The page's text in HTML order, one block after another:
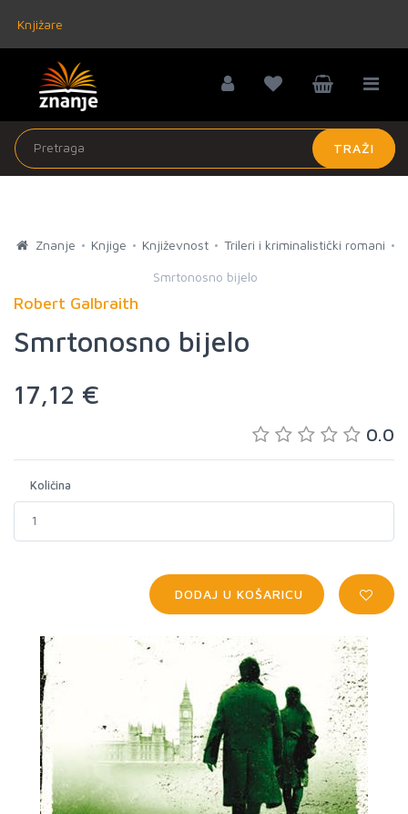
Knjižare
TRAŽI
Znanje Knjige Književnost Trileri i kriminalistički romani
Smrtonosno bijelo
Robert Galbraith
Smrtonosno bijelo
17,12 €
0.0
Količina
DODAJ U KOŠARICU